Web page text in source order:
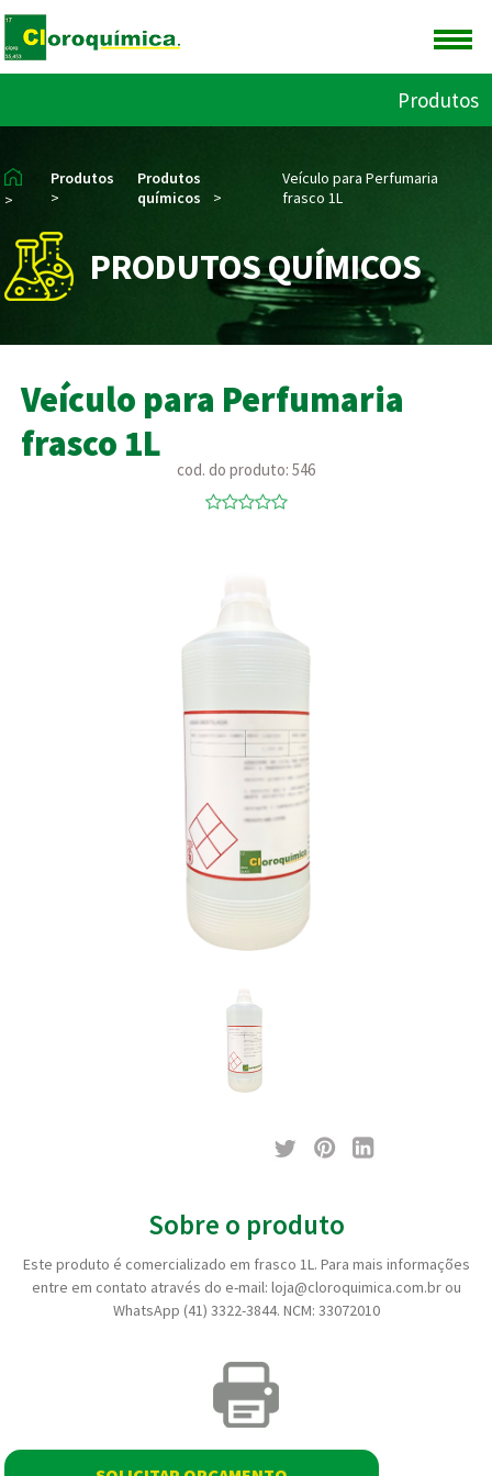
Produtos
>
Produtos
>
Produtos
químicos
>
Veículo para Perfumaria
frasco 1L
PRODUTOS QUÍMICOS
Veículo para Perfumaria
frasco 1L
cod. do produto: 546
Sobre o produto
Este produto é comercializado em frasco 1L. Para mais informações
entre em contato através do e-mail: loja@cloroquimica.com.br ou
WhatsApp (41) 3322-3844. NCM: 33072010